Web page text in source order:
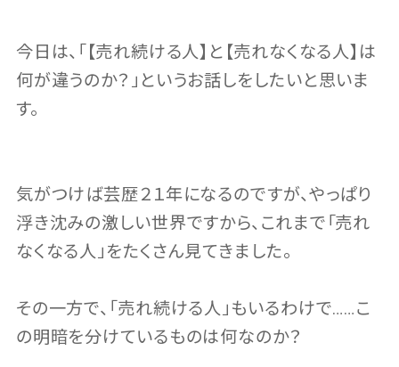
今日は、「【売れ続ける人】と【売れなくなる人】は
何が違うのか？」というお話しをしたいと思いま
す。
気がつけば芸歴２１年になるのですが、やっぱり
浮き沈みの激しい世界ですから、これまで「売れ
なくなる人」をたくさん見てきました。
その一方で、「売れ続ける人」もいるわけで……こ
の明暗を分けているものは何なのか？